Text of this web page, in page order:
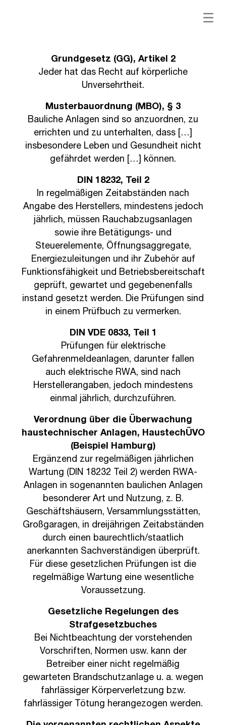
Grundgesetz (GG), Artikel 2
Jeder hat das Recht auf körperliche
Unversehrtheit.
Musterbauordnung (MBO), § 3
Bauliche Anlagen sind so anzuordnen, zu
errichten und zu unterhalten, dass […]
insbesondere Leben und Gesundheit nicht
gefährdet werden […] können.
DIN 18232, Teil 2
In regelmäßigen Zeitabständen nach
Angabe des Herstellers, mindestens jedoch
jährlich, müssen Rauchabzugsanlagen
sowie ihre Betätigungs- und
Steuerelemente, Öffnungsaggregate,
Energiezuleitungen und ihr Zubehör auf
Funktionsfähigkeit und Betriebsbereitschaft
geprüft, gewartet und gegebenenfalls
instand gesetzt werden. Die Prüfungen sind
in einem Prüfbuch zu vermerken.
DIN VDE 0833, Teil 1
Prüfungen für elektrische
Gefahrenmeldeanlagen, darunter fallen
auch elektrische RWA, sind nach
Herstellerangaben, jedoch mindestens
einmal jährlich, durchzuführen.
Verordnung über die Überwachung
haustechnischer Anlagen, HaustechÜVO
(Beispiel Hamburg)
Ergänzend zur regelmäßigen jährlichen
Wartung (DIN 18232 Teil 2) werden RWA-
Anlagen in sogenannten baulichen Anlagen
besonderer Art und Nutzung, z. B.
Geschäftshäusern, Versammlungsstätten,
Großgaragen, in dreijährigen Zeitabständen
durch einen baurechtlich/staatlich
anerkannten Sachverständigen überprüft.
Für diese gesetzlichen Prüfungen ist die
regelmäßige Wartung eine wesentliche
Voraussetzung.
Gesetzliche Regelungen des
Strafgesetzbuches
Bei Nichtbeachtung der vorstehenden
Vorschriften, Normen usw. kann der
Betreiber einer nicht regelmäßig
gewarteten Brandschutzanlage u. a. wegen
fahrlässiger Körperverletzung bzw.
fahrlässiger Tötung herangezogen werden.